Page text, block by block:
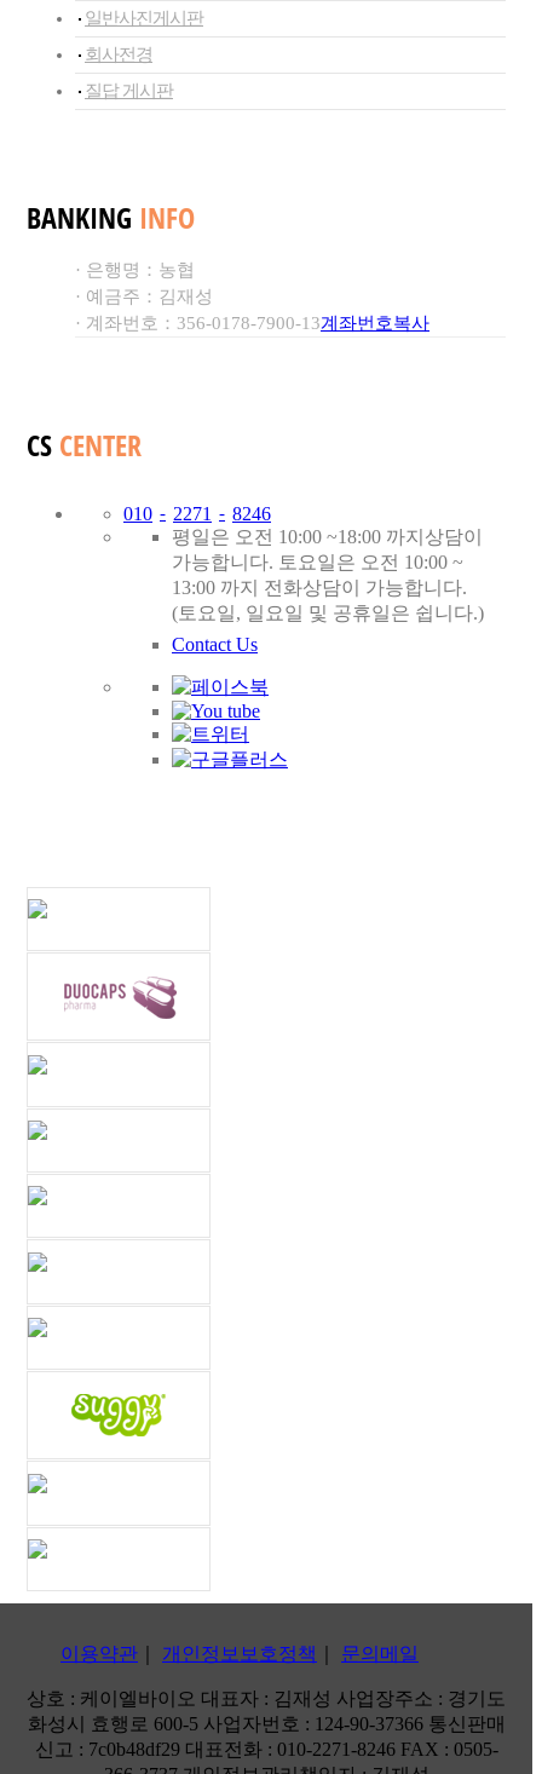
일반사진게시판
회사전경
질답 게시판
BANKING INFO
· 은행명： 농협
· 예금주： 김재성
· 계좌번호： 356-0178-7900-13계좌번호복사
CS CENTER
010 - 2271 - 8246
평일은 오전 10:00 ~18:00 까지상담이
가능합니다. 토요일은 오전 10:00 ~
13:00 까지 전화상담이 가능합니다.
(토요일, 일요일 및 공휴일은 쉽니다.)
Contact Us
이용약관 개인정보보호정책 문의메일
상호 : 케이엘바이오 대표자 : 김재성 사업장주소 : 경기도
화성시 효행로 600-5 사업자번호 : 124-90-37366 통신판매
신고 : 7c0b48df29 대표전화 : 010-2271-8246 FAX : 0505-